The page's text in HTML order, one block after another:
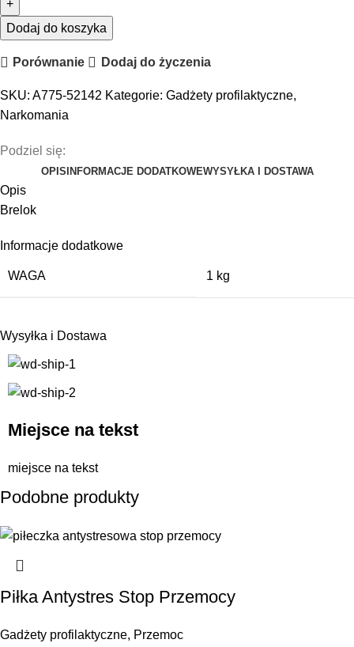
Dodaj do koszyka
Porównanie Dodaj do życzenia
SKU: A775-52142 Kategorie: Gadżety profilaktyczne,
Narkomania
Podziel się:
OPISINFORMACJE DODATKOWEWYSYŁKA I DOSTAWA
Opis
Brelok
Informacje dodatkowe
WAGA 1 kg
Wysyłka i Dostawa
Miejsce na tekst
miejsce na tekst
Podobne produkty
Piłka Antystres Stop Przemocy
Gadżety profilaktyczne, Przemoc